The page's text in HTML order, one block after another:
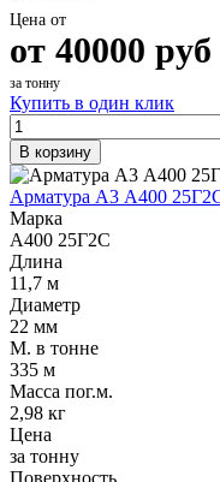
Цена от
от 40000 руб
за тонну
Купить в один клик
В корзину
Арматура А3 А400
Марка
А400 25Г2С
Длина
11,7 м
Диаметр
22 мм
М. в тонне
335 м
Масса пог.м.
2,98 кг
Цена
за тонну
Поверхность